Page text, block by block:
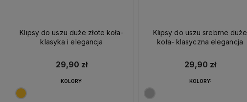
Klipsy do uszu duże złote koła-
klasyka i elegancja
29,90 zł
KOLORY:
Klipsy do uszu srebrne duże
koła- klasyczna elegancja
29,90 zł
KOLORY: